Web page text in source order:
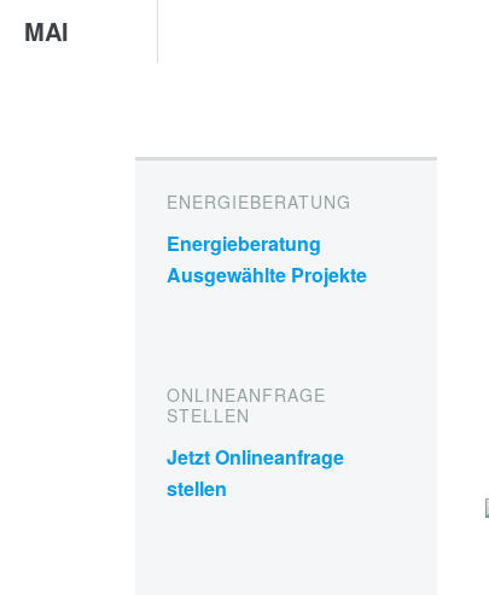
MAI
ENERGIEBERATUNG
Energieberatung
Ausgewählte Projekte
ONLINEANFRAGE
STELLEN
Jetzt Onlineanfrage
stellen